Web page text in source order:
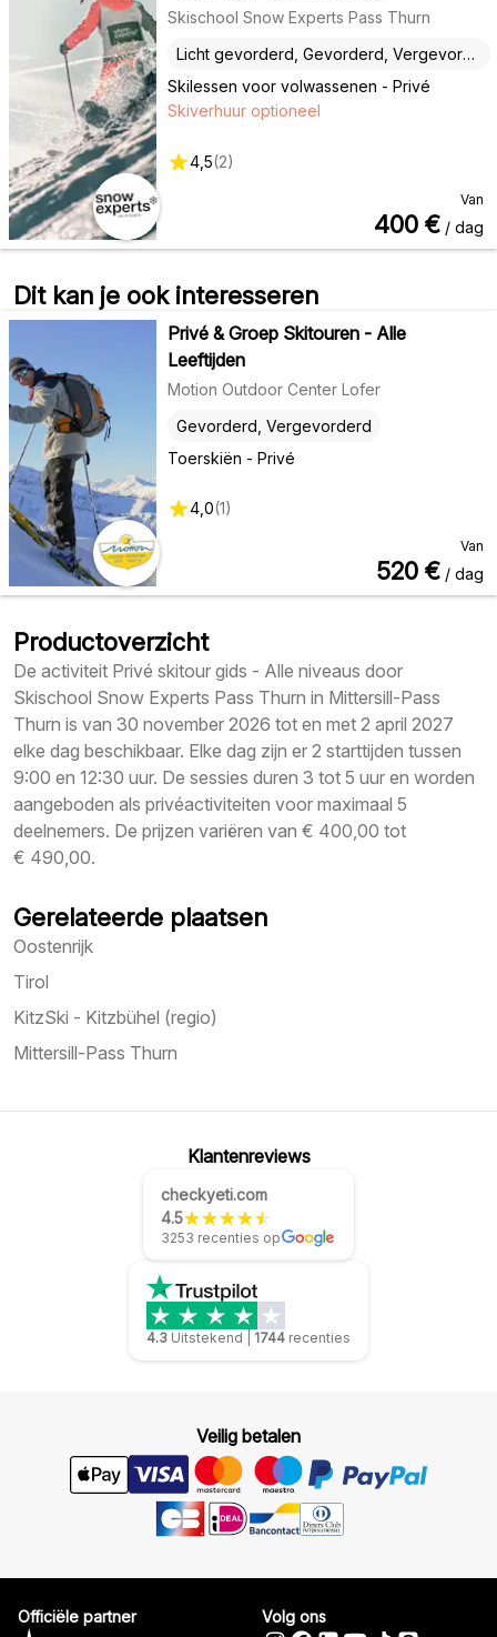
Skischool Snow Experts Pass Thurn
Skilessen voor volwassenen - Privé
Licht gevorderd, Gevorderd, Vergevorderd
Skiverhuur optioneel
4,5(2)
Van
400 € / dag
Dit kan je ook interesseren
Privé & Groep Skitouren - Alle
Leeftijden
Motion Outdoor Center Lofer
Toerskiën - Privé
Gevorderd, Vergevorderd
4,0(1)
Van
520 € / dag
Productoverzicht
De activiteit Privé skitour gids - Alle niveaus door
Skischool Snow Experts Pass Thurn in Mittersill-Pass
Thurn is van 30 november 2026 tot en met 2 april 2027
elke dag beschikbaar. Elke dag zijn er 2 starttijden tussen
9:00 en 12:30 uur. De sessies duren 3 tot 5 uur en worden
aangeboden als privéactiviteiten voor maximaal 5
deelnemers. De prijzen variëren van € 400,00 tot
€ 490,00.
Gerelateerde plaatsen
Oostenrijk
Tirol
KitzSki - Kitzbühel (regio)
Mittersill-Pass Thurn
Klantenreviews
checkyeti.com
4.5
3253 recenties op
4.3 Uitstekend 1744 recenties
Veilig betalen
Officiële partner Volg ons